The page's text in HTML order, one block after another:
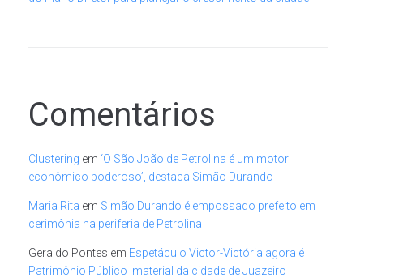
Comentários
Clustering em ‘O São João de Petrolina é um motor
econômico poderoso’, destaca Simão Durando
Maria Rita em Simão Durando é empossado prefeito em
cerimônia na periferia de Petrolina
Geraldo Pontes em Espetáculo Victor-Victória agora é
Patrimônio Público Imaterial da cidade de Juazeiro